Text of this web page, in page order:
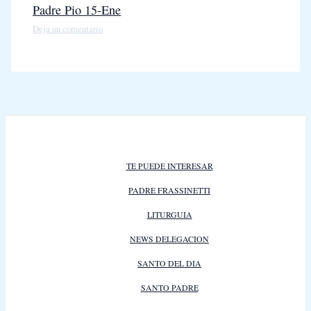
Padre Pio 15-Ene
Deja un comentario
TE PUEDE INTERESAR
PADRE FRASSINETTI
LITURGUIA
NEWS DELEGACION
SANTO DEL DIA
SANTO PADRE